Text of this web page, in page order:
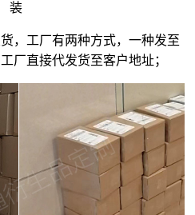
装
，工厂有两种方式，一种发至
厂直接代发货至客户地址；